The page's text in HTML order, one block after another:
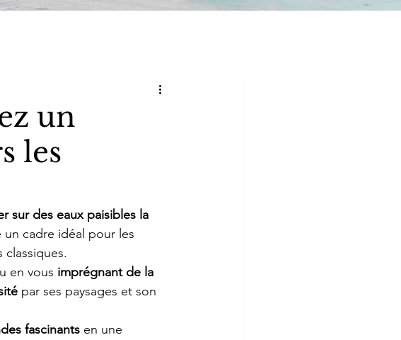
un
les
sur des eaux paisibles la
un cadre idéal pour les
classiques.
en vous imprégnant de la
par ses paysages et son
fascinants en une